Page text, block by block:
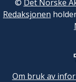
© Det Norske
Redaksjonen
Om bruk av